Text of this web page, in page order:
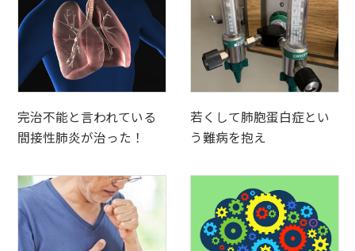
完治不能と言われている
間接性肺炎が治った！
若くして肺胞蛋白症とい
う難病を抱え